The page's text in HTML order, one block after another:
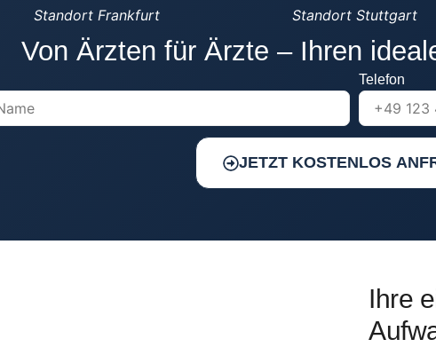
Standort Frankfurt Standort Stuttgart
Von Ärzten für Ärzte – Ihren
Telefon
JETZT KOSTENLOS
Ihre